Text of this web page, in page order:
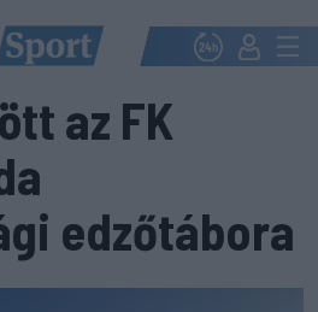
az FK
edzőtábora